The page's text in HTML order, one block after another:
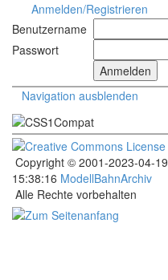
Anmelden/Registrieren
Benutzername
Passwort
Navigation ausblenden
Copyright © 2001-2023-04-19
15:38:16 ModellBahnArchiv
Alle Rechte vorbehalten